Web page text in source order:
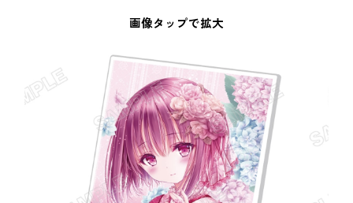
画像タップで拡大